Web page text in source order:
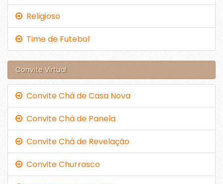
Religioso
Time de Futebol
Convite Virtual
Convite Chá de Casa Nova
Convite Chá de Panela
Convite Chá de Revelação
Convite Churrasco